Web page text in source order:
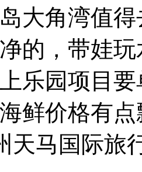
大角湾值
的，带娃
乐园项目
鲜价格有
天马国际旅